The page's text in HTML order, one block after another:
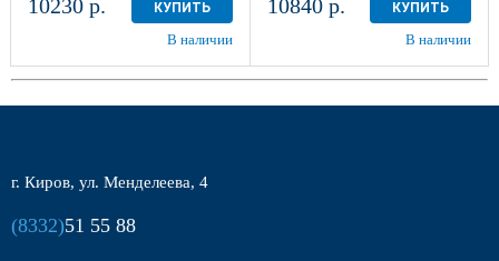
10230 р. КУПИТЬ
В наличии
10840 р. КУПИТЬ
В наличии
г. Киров, ул. Менделеева, 4
(8332)51 55 88